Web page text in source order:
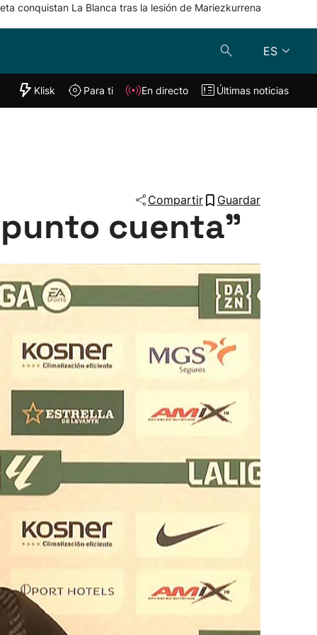
conquistan La Blanca tras la lesión de Mariezkurrena
ES
"Helmuga"
Klisk En directo
Klisk Para ti En directo Últimas noticias
Compartir Guardar
cuenta”